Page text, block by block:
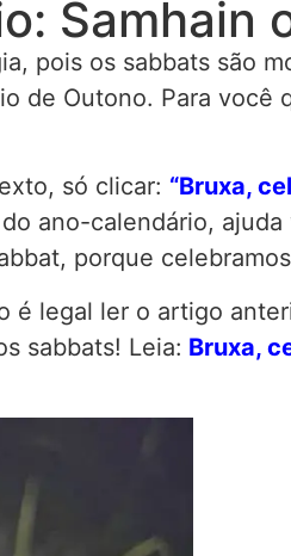
Samhain
pois os sabbats são
de Outono. Para você
só clicar: “Bruxa,
ano-calendário,
porque
legal ler o artigo
sabbats! Leia: Bruxa,